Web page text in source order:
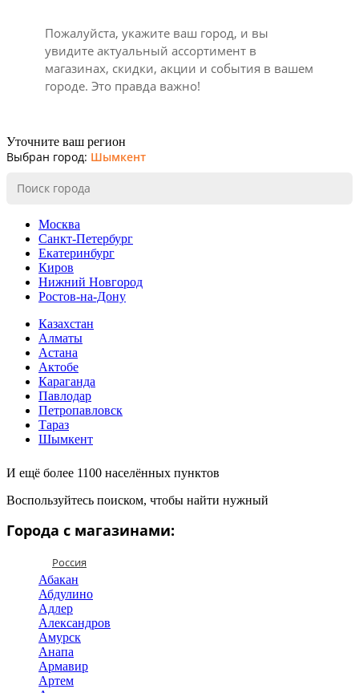
Пожалуйста, укажите ваш город, и вы
увидите актуальный ассортимент в
магазинах, скидки, акции и события в вашем
городе. Это правда важно!
Уточните ваш регион
Выбран город: Шымкент
Москва
Санкт-Петербург
Екатеринбург
Киров
Нижний Новгород
Ростов-на-Дону
Казахстан
Алматы
Астана
Актобе
Караганда
Павлодар
Петропавловск
Тараз
Шымкент
И ещё более 1100 населённых пунктов
Воспользуйтесь поиском, чтобы найти нужный
Города с магазинами:
Россия
Абакан
Абдулино
Адлер
Александров
Амурск
Анапа
Армавир
Артем